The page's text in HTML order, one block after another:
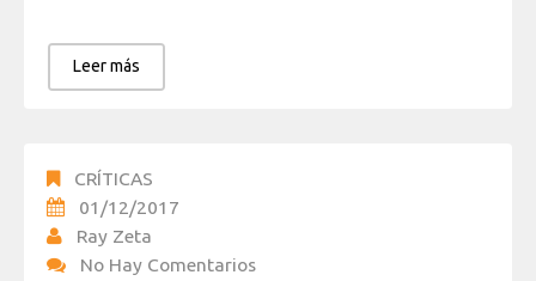
Leer más
CRÍTICAS
01/12/2017
Ray Zeta
No Hay Comentarios